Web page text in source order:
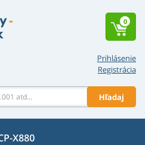
Prihlásenie
Registrácia
Hľadaj
0
X880